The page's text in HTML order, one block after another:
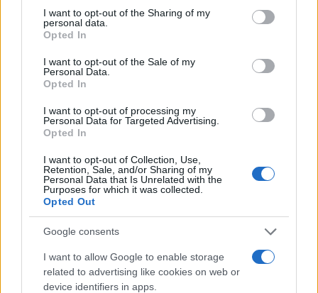
not limited to your visit or usage behaviour. You may click to
grant or deny consent to Google and its third-party tags to
use your data for below specified purposes in below Google
consent section.
I want to opt-out of the Sharing of my
personal data.
Opted In
I want to opt-out of the Sale of my
Personal Data.
Opted In
I want to opt-out of processing my
Personal Data for Targeted Advertising.
Opted In
I want to opt-out of Collection, Use,
Retention, Sale, and/or Sharing of my
Personal Data that Is Unrelated with the
Purposes for which it was collected.
Opted Out
Google consents
I want to allow Google to enable storage
related to advertising like cookies on web or
device identifiers in apps.
CSI Bergamo: Tra Corsi, Eventi e Protezione dei Dati
Personali
Francesca Lombardi · 29 Lug 2026